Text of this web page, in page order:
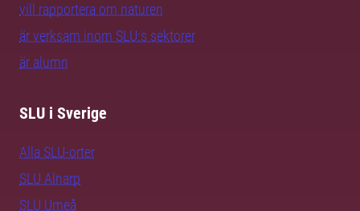
vill rapportera om naturen
är verksam inom SLU:s sektorer
är alumn
SLU i Sverige
Alla SLU-orter
SLU Alnarp
SLU Umeå